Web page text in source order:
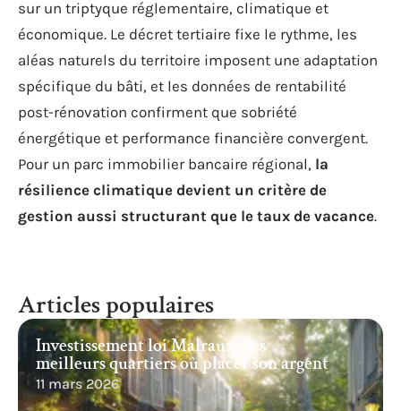
sur un triptyque réglementaire, climatique et
économique. Le décret tertiaire fixe le rythme, les
aléas naturels du territoire imposent une adaptation
spécifique du bâti, et les données de rentabilité
post-rénovation confirment que sobriété
énergétique et performance financière convergent.
Pour un parc immobilier bancaire régional, la
résilience climatique devient un critère de
gestion aussi structurant que le taux de vacance.
Articles populaires
Investissement loi Malraux : les
meilleurs quartiers où placer son argent
11 mars 2026